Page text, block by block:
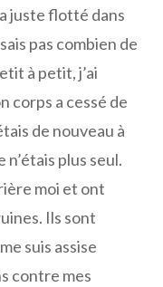
juste flotté dans
pas combien de
à petit, j’ai
corps a cessé de
de nouveau à
plus seul.
moi et ont
Ils sont
suis assise
contre mes